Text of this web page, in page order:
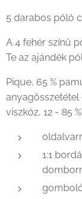
5 darabos póló
A 4 fehér színű
Te az ajándék
Pique, 65 %
anyagösszetétel
viszkóz, 12 - 85
1:1